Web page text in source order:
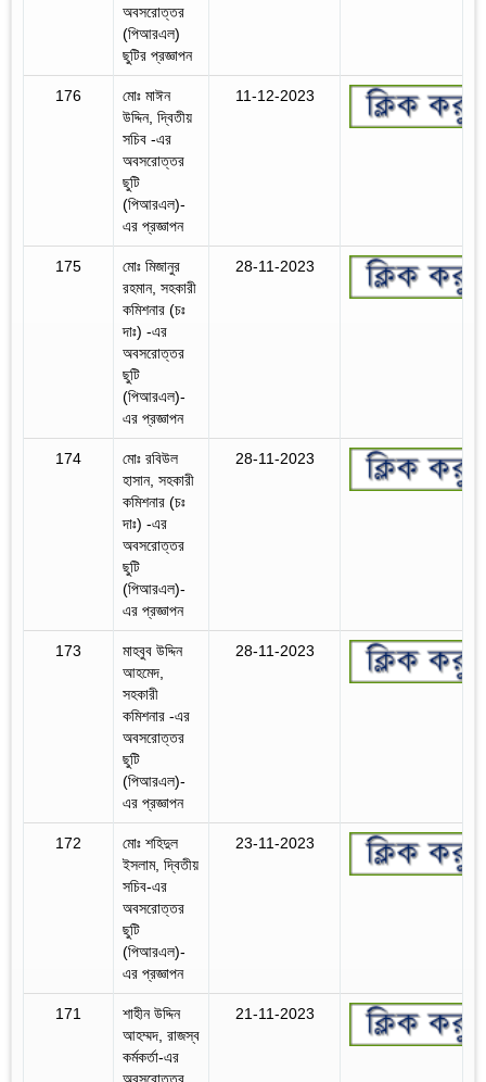
অবসরোত্তর
(পিআরএল)
ছুটির প্রজ্ঞাপন
176
মোঃ মাঈন
উদ্দিন, দ্বিতীয়
সচিব -এর
অবসরোত্তর
ছুটি
(পিআরএল)-
এর প্রজ্ঞাপন
11-12-2023
175
মোঃ মিজানুর
রহমান, সহকারী
কমিশনার (চঃ
দাঃ) -এর
অবসরোত্তর
ছুটি
(পিআরএল)-
এর প্রজ্ঞাপন
28-11-2023
174
মোঃ রবিউল
হাসান, সহকারী
কমিশনার (চঃ
দাঃ) -এর
অবসরোত্তর
ছুটি
(পিআরএল)-
এর প্রজ্ঞাপন
28-11-2023
173
মাহবুব উদ্দিন
আহমেদ,
সহকারী
কমিশনার -এর
অবসরোত্তর
ছুটি
(পিআরএল)-
এর প্রজ্ঞাপন
28-11-2023
172
মোঃ শহিদুল
ইসলাম, দ্বিতীয়
সচিব-এর
অবসরোত্তর
ছুটি
(পিআরএল)-
এর প্রজ্ঞাপন
23-11-2023
171
শাহীন উদ্দিন
আহম্মদ, রাজস্ব
কর্মকর্তা-এর
অবসরোত্তর
21-11-2023